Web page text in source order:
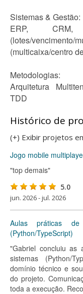
Sistemas & Gestão:
ERP,
(lotes/
(multicaixa/centro
Metodologias:
Arquitetura
TDD
Histórico de
(+) Exibir projetos
Jogo mobile
"top demais"
5.0
jun. 2026 - jul. 2026
Aulas práticas
(Python/TypeScript)
"Gabriel concluiu as
sistemas (Python/
domínio técnico e
do projeto.
toda a execução.